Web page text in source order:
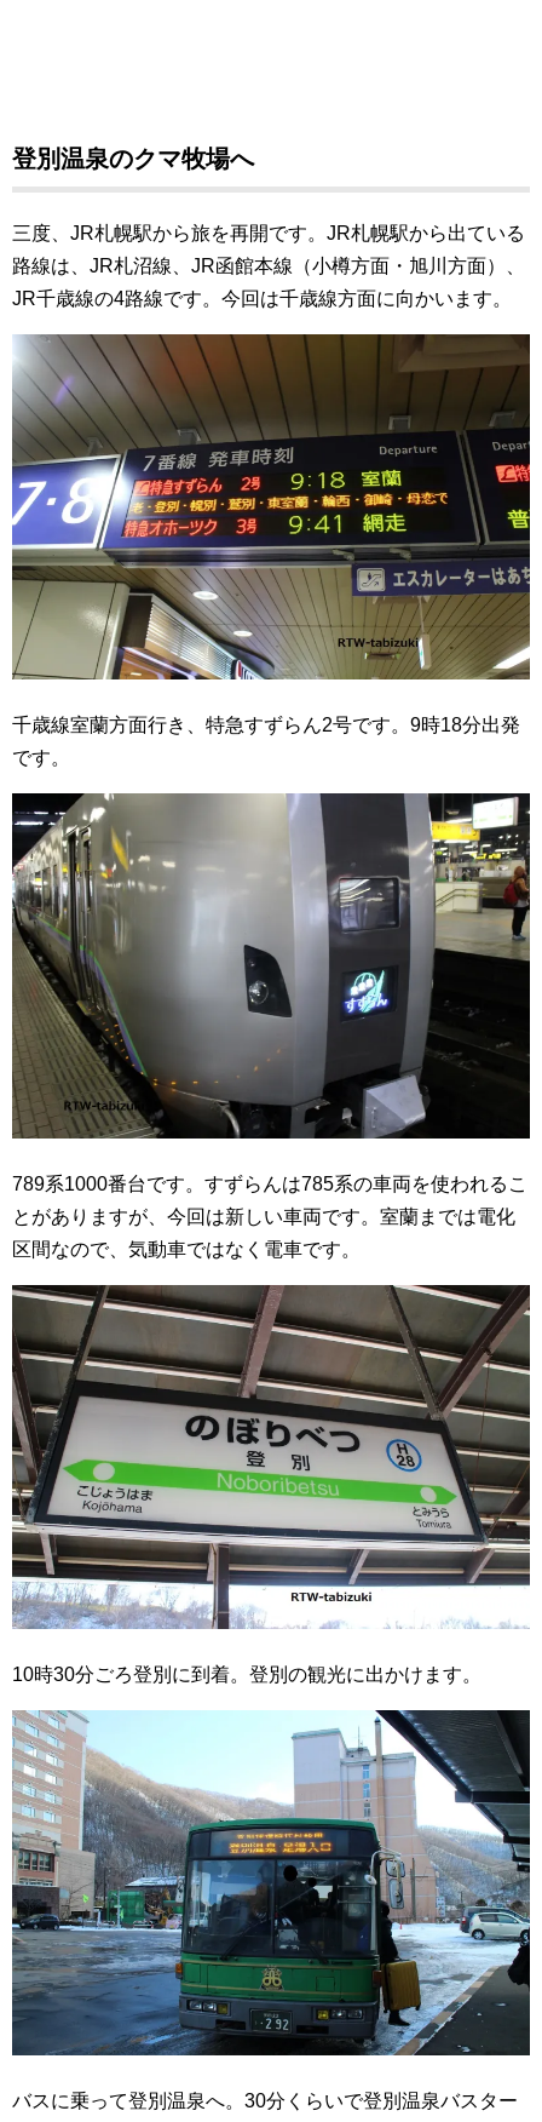
登別温泉のクマ牧場へ
三度、JR札幌駅から旅を再開です。JR札幌駅から出ている
路線は、JR札沼線、JR函館本線（小樽方面・旭川方面）、
JR千歳線の4路線です。今回は千歳線方面に向かいます。
千歳線室蘭方面行き、特急すずらん2号です。9時18分出発
です。
789系1000番台です。すずらんは785系の車両を使われるこ
とがありますが、今回は新しい車両です。室蘭までは電化
区間なので、気動車ではなく電車です。
10時30分ごろ登別に到着。登別の観光に出かけます。
バスに乗って登別温泉へ。30分くらいで登別温泉バスター